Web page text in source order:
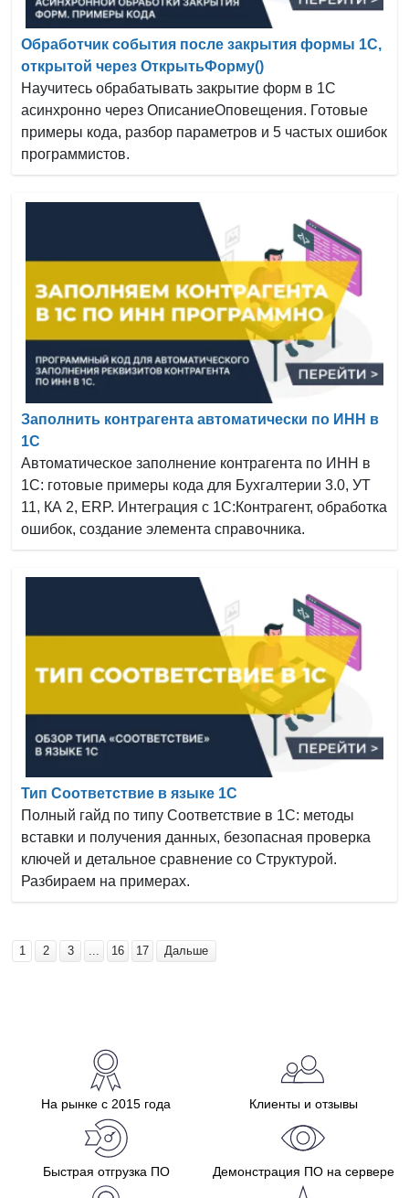
Обработчик события после закрытия формы 1С,
открытой через ОткрытьФорму()
Научитесь обрабатывать закрытие форм в 1С
асинхронно через ОписаниеОповещения. Готовые
примеры кода, разбор параметров и 5 частых ошибок
программистов.
Заполнить контрагента автоматически по ИНН в
1С
Автоматическое заполнение контрагента по ИНН в
1С: готовые примеры кода для Бухгалтерии 3.0, УТ
11, КА 2, ERP. Интеграция с 1С:Контрагент, обработка
ошибок, создание элемента справочника.
Тип Соответствие в языке 1С
Полный гайд по типу Соответствие в 1С: методы
вставки и получения данных, безопасная проверка
ключей и детальное сравнение со Структурой.
Разбираем на примерах.
1 2 3 ... 16 17 Дальше
На рынке с 2015 года Клиенты и отзывы
Быстрая отгрузка ПО Демонстрация ПО на сервере